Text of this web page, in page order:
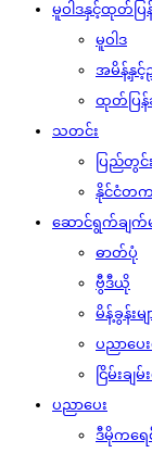
မူဝါဒနှင့်ထုတ်ပြ
မူဝါဒ
အမိန့်နှင့်ညွှ
ထုတ်ပြန်
သတင်း
ပြည်တွင်
နိုင်ငံတက
ဆောင်ရွက်ချက်မ
ဓာတ်ပုံ
ဗွီဒီယို
မိန့်ခွန်းမျ
ပညာပေး
ငြိမ်းချ
ပညာပေး
ဒီမိုကရေ